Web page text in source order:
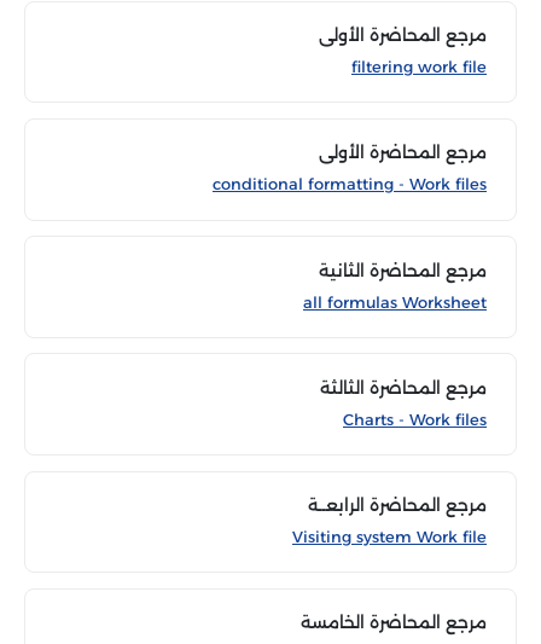
مرجع المحاضرة الأولى
filtering work file
مرجع المحاضرة الأولى
conditional formatting - Work files
مرجع المحاضرة الثانية
all formulas Worksheet
مرجع المحاضرة الثالثة
Charts - Work files
مرجع المحاضرة الرابعــة
Visiting system Work file
مرجع المحاضرة الخامسة